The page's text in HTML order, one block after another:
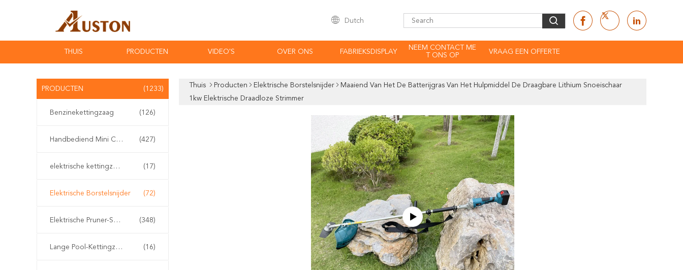
Dutch
THUIS PRODUCTEN VIDEO'S OVER ONS FABRIEKSDISPLAY
NEEM CONTACT ME
T ONS OP
VRAAG EEN OFFERTE
PRODUCTEN (1233)
Benzinekettingzaag (126)
Handbediend Mini Chainsaw (427)
elektrische kettingzaag (17)
Elektrische Borstelsnijder (72)
Elektrische Pruner-Scharen (348)
Lange Pool-Kettingzaag (16)
Thuis Producten Elektrische Borstelsnijder
Maaiend Van Het De Batterijgras Van Het Hulpmiddel De Draagbare Lithium Snoeischaar
1kw Elektrische Draadloze Strimmer